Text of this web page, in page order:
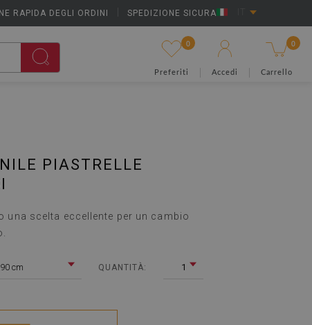
RAPIDA DEGLI ORDINI SPEDIZIONE SICURA
0
Preferiti Accedi
0
Carrello
PIASTRELLE
una scelta eccellente per un cambio
cm QUANTITÀ: 1